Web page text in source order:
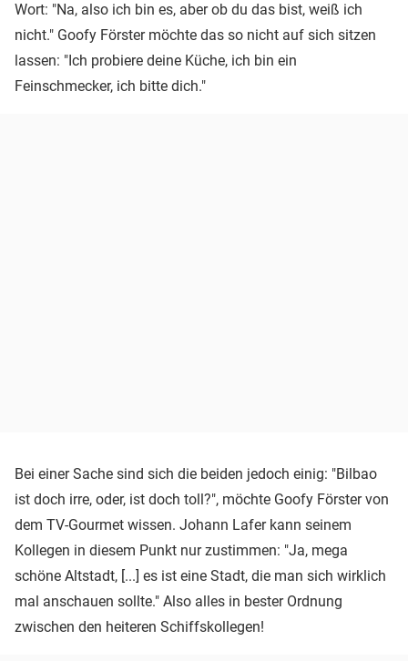
Wort: "Na, also ich bin es, aber ob du das bist, weiß ich
nicht." Goofy Förster möchte das so nicht auf sich sitzen
lassen: "Ich probiere deine Küche, ich bin ein
Feinschmecker, ich bitte dich."
Bei einer Sache sind sich die beiden jedoch einig: "Bilbao
ist doch irre, oder, ist doch toll?", möchte Goofy Förster von
dem TV-Gourmet wissen. Johann Lafer kann seinem
Kollegen in diesem Punkt nur zustimmen: "Ja, mega
schöne Altstadt, [...] es ist eine Stadt, die man sich wirklich
mal anschauen sollte." Also alles in bester Ordnung
zwischen den heiteren Schiffskollegen!